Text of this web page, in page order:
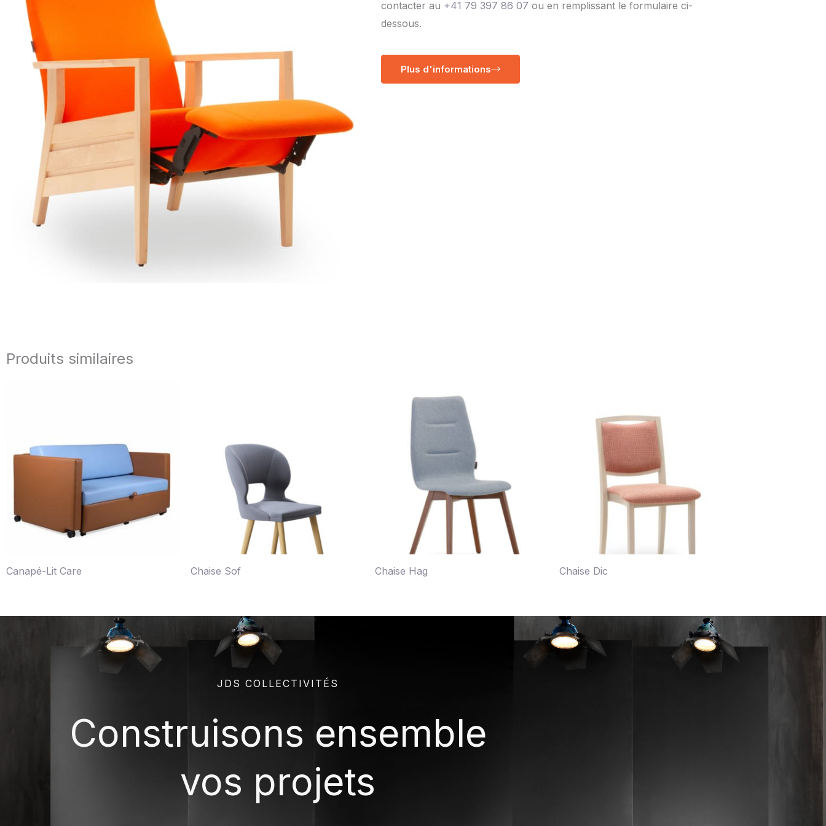
contacter au +41 79 397 86 07 ou en remplissant le formulaire ci-
dessous.
Plus d'informations
Produits similaires
Canapé-Lit Care Chaise Sof Chaise Hag Chaise Dic
JDS COLLECTIVITÉS
Construisons ensemble
vos projets